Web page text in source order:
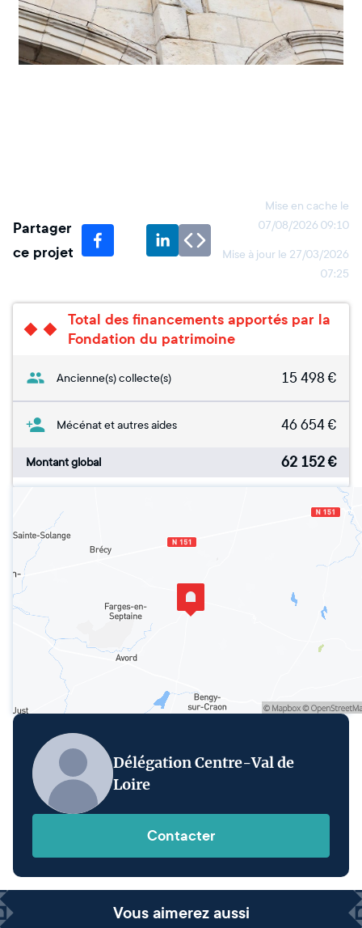
Partager
ce projet
Mise en cache le
07/08/2026 09:10
Mise à jour le 27/03/2026
07:25
Total des financements apportés par la
Fondation du patrimoine
Ancienne(s) collecte(s) 15 498 €
Mécénat et autres aides 46 654€
Montant global 62 152€
Délégation Centre-Val de
Loire
Contacter
Vous aimerez aussi